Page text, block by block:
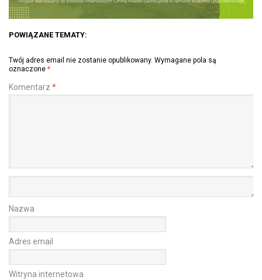
POWIĄZANE TEMATY:
Twój adres email nie zostanie opublikowany. Wymagane pola są
oznaczone *
Komentarz *
Nazwa
Adres email
Witryna internetowa